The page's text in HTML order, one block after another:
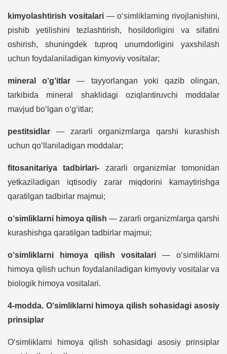
kimyolashtirish vositalari — o‘simliklarning rivojlanishini,
pishib yetilishini tezlashtirish, hosildorligini va sifatini
oshirish, shuningdek tuproq unumdorligini yaxshilash
uchun foydalaniladigan kimyoviy vositalar;
mineral o‘g‘itlar — tayyorlangan yoki qazib olingan,
tarkibida mineral shaklidagi oziqlantiruvchi moddalar
mavjud bo‘lgan o‘g‘itlar;
pestitsidlar — zararli organizmlarga qarshi kurashish
uchun qo‘llaniladigan moddalar;
fitosanitariya tadbirlari- zararli organizmlar tomonidan
yetkaziladigan iqtisodiy zarar miqdorini kamaytirishga
qaratilgan tadbirlar majmui;
o‘simliklarni himoya qilish — zararli organizmlarga qarshi
kurashishga qaratilgan tadbirlar majmui;
o‘simliklarni himoya qilish vositalari — o‘simliklarni
himoya qilish uchun foydalaniladigan kimyoviy vositalar va
biologik himoya vositalari.
4-modda. O‘simliklarni himoya qilish sohasidagi asosiy
prinsiplar
O‘simliklarni himoya qilish sohasidagi asosiy prinsiplar